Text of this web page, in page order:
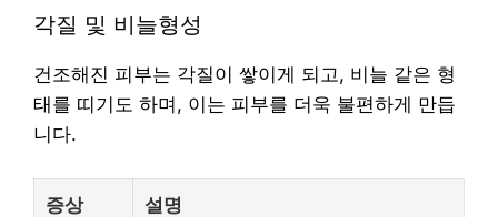
각질 및 비늘형성
건조해진 피부는 각질이 쌓이게 되고, 비늘 같은 형
태를 띠기도 하며, 이는 피부를 더욱 불편하게 만듭
니다.
증상 설명